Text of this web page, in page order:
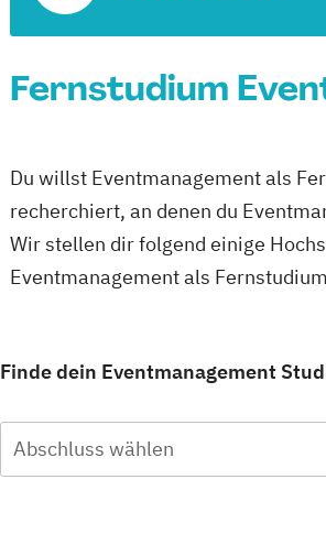
Fernstudium
Du willst Eventmanagement als
recherchiert, an denen du
Wir stellen dir folgend einige
Eventmanagement als
Finde dein Eventmanagement
Abschluss wählen